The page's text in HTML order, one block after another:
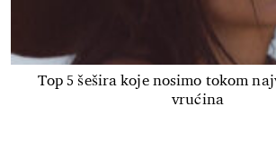
Top 5 šešira koje nosimo tokom
vrućina